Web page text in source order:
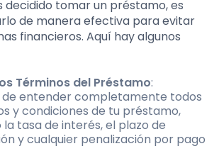
decidido tomar un préstamo, es
de manera efectiva para evitar
financieros. Aquí hay algunos
Términos del Préstamo:
entender completamente todos
y condiciones de tu préstamo,
tasa de interés, el plazo de
y cualquier penalización por pago